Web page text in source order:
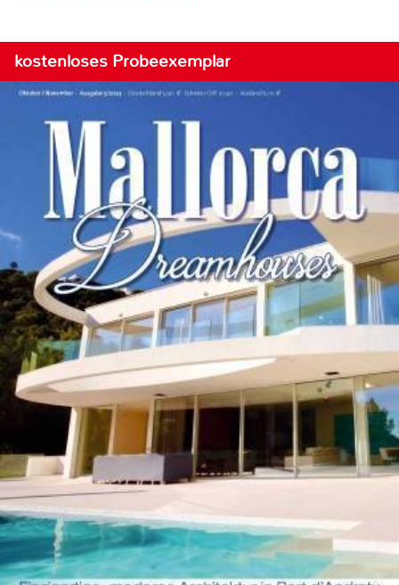
kostenloses Probeexemplar